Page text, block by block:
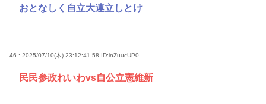
おとなしく自立大連立しとけ
46 : 2025/07/10(木) 23:12:41.58 ID:inZuucUP0
民民参政れいわvs自公立憲維新